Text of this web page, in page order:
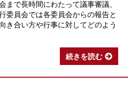
まで長時間にわたって議事審議、
委員会では各委員会からの報告と
き合い方や行事に対してどのよう
続きを読む